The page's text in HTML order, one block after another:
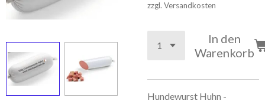
zzgl. Versandkosten
In den
Warenkorb
Hundewurst Huhn -